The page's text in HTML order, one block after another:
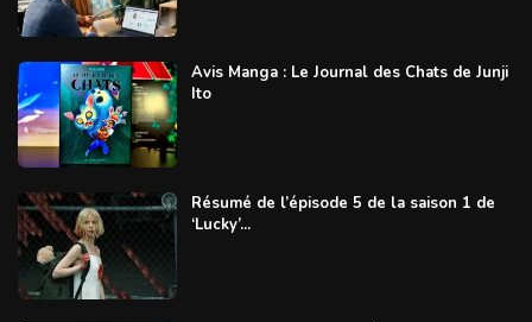
Avis Manga : Le Journal des Chats de Junji
Ito
Résumé de l’épisode 5 de la saison 1 de
‘Lucky’...